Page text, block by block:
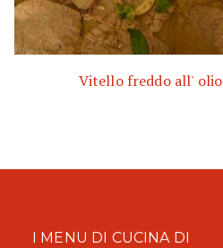
Vitello freddo all' olio
I MENU DI CUCINA DI